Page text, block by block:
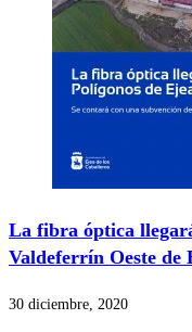
La fibra óptica
Valdeferrín Oeste de
30 diciembre, 2020